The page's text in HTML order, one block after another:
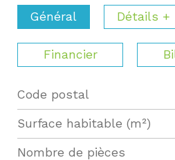
Général Détails +
Financier
Label Value
Code postal
Surface habitable (m²)
Nombre de pièces